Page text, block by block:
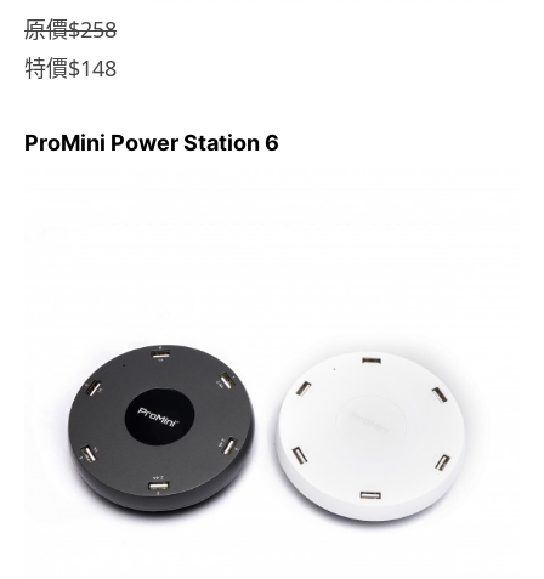
原價$258
特價$148
ProMini Power Station 6